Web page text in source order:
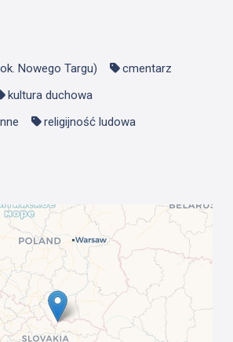
Nowego Targu)
cmentarz
kultura duchowa
religijność ludowa